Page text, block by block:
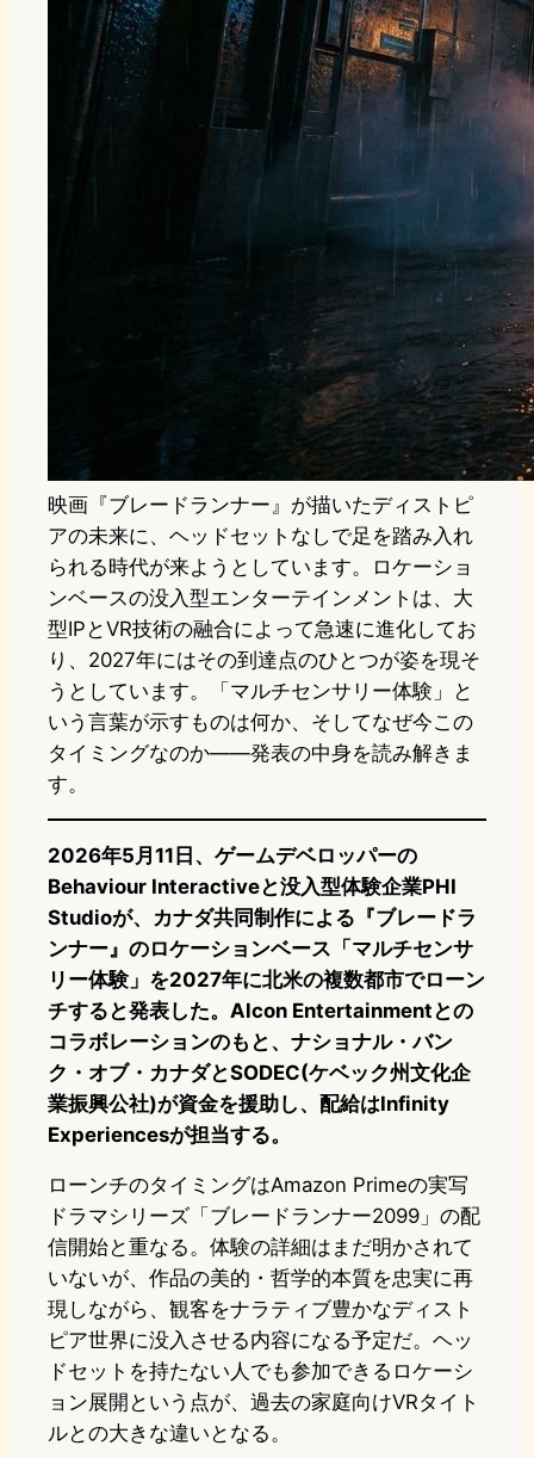
映画『ブレードランナー』が描いたディストピ
アの未来に、ヘッドセットなしで足を踏み入れ
られる時代が来ようとしています。ロケーショ
ンベースの没入型エンターテインメントは、大
型IPとVR技術の融合によって急速に進化してお
り、2027年にはその到達点のひとつが姿を現そ
うとしています。「マルチセンサリー体験」と
いう言葉が示すものは何か、そしてなぜ今この
タイミングなのか——発表の中身を読み解きま
す。
2026年5月11日、ゲームデベロッパーの
Behaviour Interactiveと没入型体験企業PHI
Studioが、カナダ共同制作による『ブレードラ
ンナー』のロケーションベース「マルチセンサ
リー体験」を2027年に北米の複数都市でローン
チすると発表した。Alcon Entertainmentとの
コラボレーションのもと、ナショナル・バン
ク・オブ・カナダとSODEC(ケベック州文化企
業振興公社)が資金を援助し、配給はInfinity
Experiencesが担当する。
ローンチのタイミングはAmazon Primeの実写
ドラマシリーズ「ブレードランナー2099」の配
信開始と重なる。体験の詳細はまだ明かされて
いないが、作品の美的・哲学的本質を忠実に再
現しながら、観客をナラティブ豊かなディスト
ピア世界に没入させる内容になる予定だ。ヘッ
ドセットを持たない人でも参加できるロケーシ
ョン展開という点が、過去の家庭向けVRタイト
ルとの大きな違いとなる。